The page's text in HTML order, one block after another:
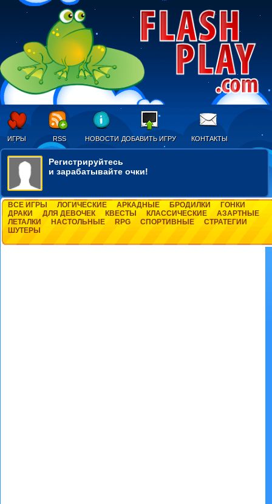
ИГРЫ RSS НОВОСТИ ДОБАВИТЬ ИГРУ КОНТАКТЫ
Регистрируйтесь
и зарабатывайте очки!
ВСЕ ИГРЫ ЛОГИЧЕСКИЕ АРКАДНЫЕ БРОДИЛКИ
ГОНКИ
ДРАКИ
ДЛЯ ДЕВОЧЕК КВЕСТЫ КЛАССИЧЕСКИЕ
АЗАРТНЫЕ
ЛЕТАЛКИ
НАСТОЛЬНЫЕ RPG СПОРТИВНЫЕ
СТРАТЕГИИ
ШУТЕРЫ